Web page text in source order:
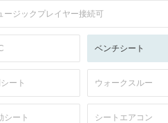
ージックプレイヤー接続可
ベンチシート
ート ウォークスルー
シート シートエアコン